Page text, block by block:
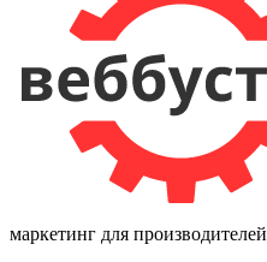
маркетинг для